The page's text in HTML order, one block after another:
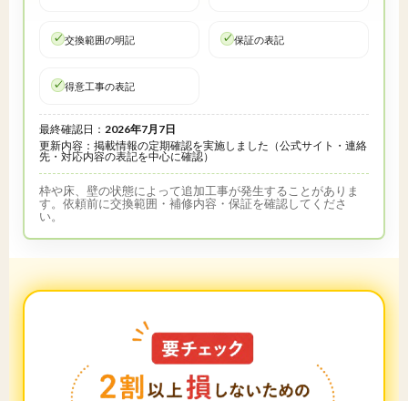
交換範囲の明記 保証の表記
得意工事の表記
最終確認日： 2026年7月7日
更新内容：掲載情報の定期確認を実施しました（公式サイト・連絡
先・対応内容の表記を中心に確認）
枠や床、壁の状態によって追加工事が発生することがありま
す。依頼前に交換範囲・補修内容・保証を確認してくださ
い。